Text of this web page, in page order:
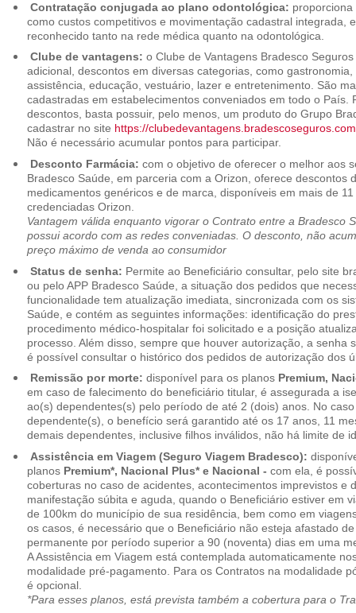
Contratação conjugada ao plano odontológica:
como custos competitivos e movimentação cadastral integrada,
reconhecido tanto na rede médica quanto na odontológica.
Clube de vantagens: o Clube de Vantagens Bradesco
adicional, descontos em diversas categorias, como
assistência, educação, vestuário, lazer e entretenimento. São
cadastradas em estabelecimentos conveniados em todo o País.
descontos, basta possuir, pelo menos, um produto do Grupo
cadastrar no site https://
Não é necessário acumular pontos para participar.
Desconto Farmácia: com o objetivo de oferecer o melhor aos
Bradesco Saúde, em parceria com a Orizon, oferece descontos
medicamentos genéricos e de marca, disponíveis em mais de
credenciadas Orizon.
Vantagem válida enquanto vigorar o Contrato entre a Bradesco
possui acordo com as redes conveniadas. O desconto, não
preço máximo de venda ao consumidor
Status de senha: Permite ao Beneficiário consultar, pelo site
ou pelo APP Bradesco Saúde, a situação dos pedidos que
funcionalidade tem atualização imediata, sincronizada com os
Saúde, e contém as seguintes informações: identificação do
procedimento médico-hospitalar foi solicitado e a posição
processo. Além disso, sempre que houver autorização, a senha
é possível consultar o histórico dos pedidos de autorização dos
Remissão por morte: disponível para os planos Premium,
em caso de falecimento do beneficiário titular, é assegurada a
ao(s) dependentes(s) pelo período de até 2 (dois) anos. No
dependente(s), o benefício será garantido até os 17 anos, 11
demais dependentes, inclusive filhos inválidos, não há limite de
Assistência em Viagem (Seguro Viagem Bradesco):
planos Premium*, Nacional Plus* e Nacional - com ela, é
coberturas no caso de acidentes, acontecimentos imprevistos e
manifestação súbita e aguda, quando o Beneficiário estiver em
de 100km do município de sua residência, bem como em
os casos, é necessário que o Beneficiário não esteja afastado
permanente por período superior a 90 (noventa) dias em uma
A Assistência em Viagem está contemplada automaticamente
modalidade pré-pagamento. Para os Contratos na modalidade
é opcional.
*Para esses planos, está prevista também a cobertura para o